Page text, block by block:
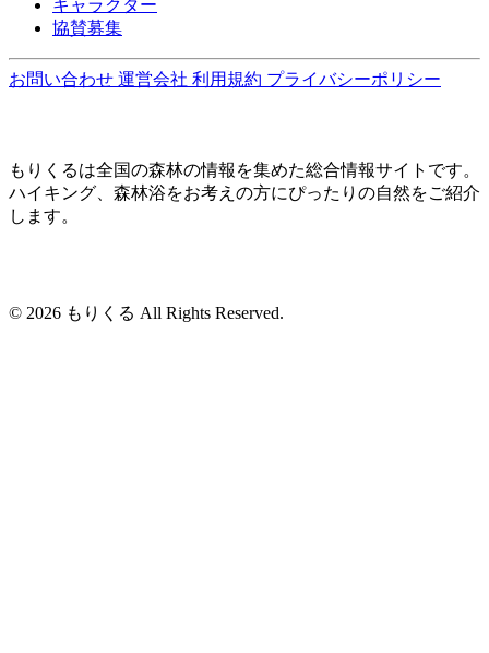
キャラクター
協賛募集
お問い合わせ 運営会社 利用規約 プライバシーポリシー
もりくるは全国の森林の情報を集めた総合情報サイトです。
ハイキング、森林浴をお考えの方にぴったりの自然をご紹介
します。
© 2026 もりくる All Rights Reserved.